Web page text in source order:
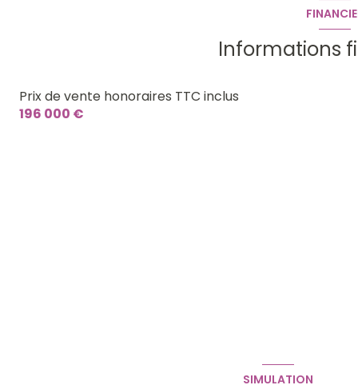
Informations
Prix de vente honoraires TTC inclus
196 000 €
SIMULATION